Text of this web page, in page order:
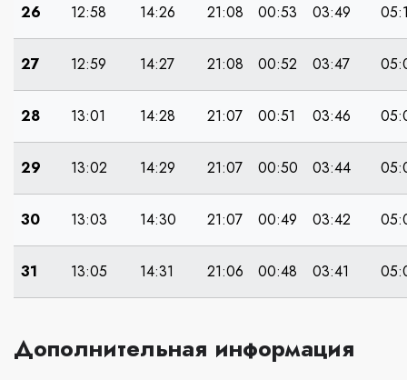
26 12:58 14:26 21:08 00:53 03:49
27 12:59 14:27 21:08 00:52 03:47
28 13:01 14:28 21:07 00:51 03:46
29 13:02 14:29 21:07 00:50 03:44
30 13:03 14:30 21:07 00:49 03:42
31 13:05 14:31 21:06 00:48 03:41
Дополнительная информация